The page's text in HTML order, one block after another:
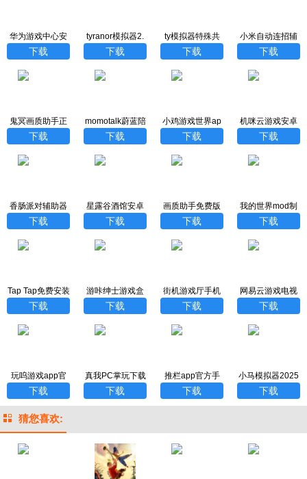
华为游戏中心安
装
下载
tyranor模拟器2.
3.3版
下载
ty模拟器特殊共
存版
下载
小米自动连招辅
助器最新版
下载
鬼冥画质助手正
版下载
下载
momotalk蔚蓝陪
伴
下载
小鸡游戏世界ap
p官方版
下载
机咪云游戏安卓
版
下载
香肠派对辅助器
安装包
下载
星露谷酒馆安卓
版
下载
画质助手免费版
下载
下载
我的世界mod制
作器手机版中文
下载
Tap Tap免费安装
下载
游咔绅士游戏盒
下载
街机游戏厅手机
版
下载
网易云游戏电视
版
下载
玩呜游戏app官
方入口最新版
下载
真我PC掌玩下载
安装最新版
下载
推栏app官方手
机版
下载
小马模拟器2025
版下载
下载
猜您喜欢: